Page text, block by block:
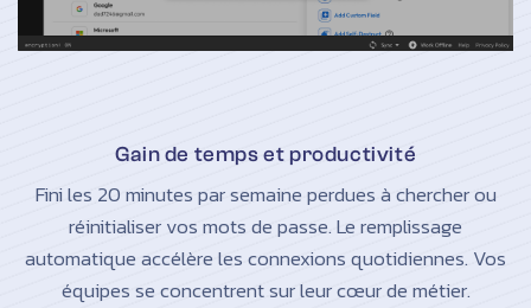
Gain de temps et productivité
Fini les 20 minutes par semaine perdues à chercher ou
réinitialiser vos mots de passe. Le remplissage
automatique accélère les connexions quotidiennes. Vos
équipes se concentrent sur leur cœur de métier.